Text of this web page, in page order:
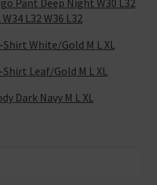
Pant Deep Night W30 L32
L32 W36 L32
White/Gold M L XL
Leaf/Gold M L XL
Dark Navy M L XL